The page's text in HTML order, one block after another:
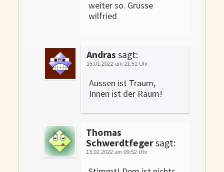
weiter so. Grüsse
wilfried
Andras sagt:
15.01.2022 um 21:51 Uhr
Aussen ist Traum,
Innen ist der Raum!
Thomas
Schwerdtfegersagt:
13.02.2022 um 09:52 Uhr